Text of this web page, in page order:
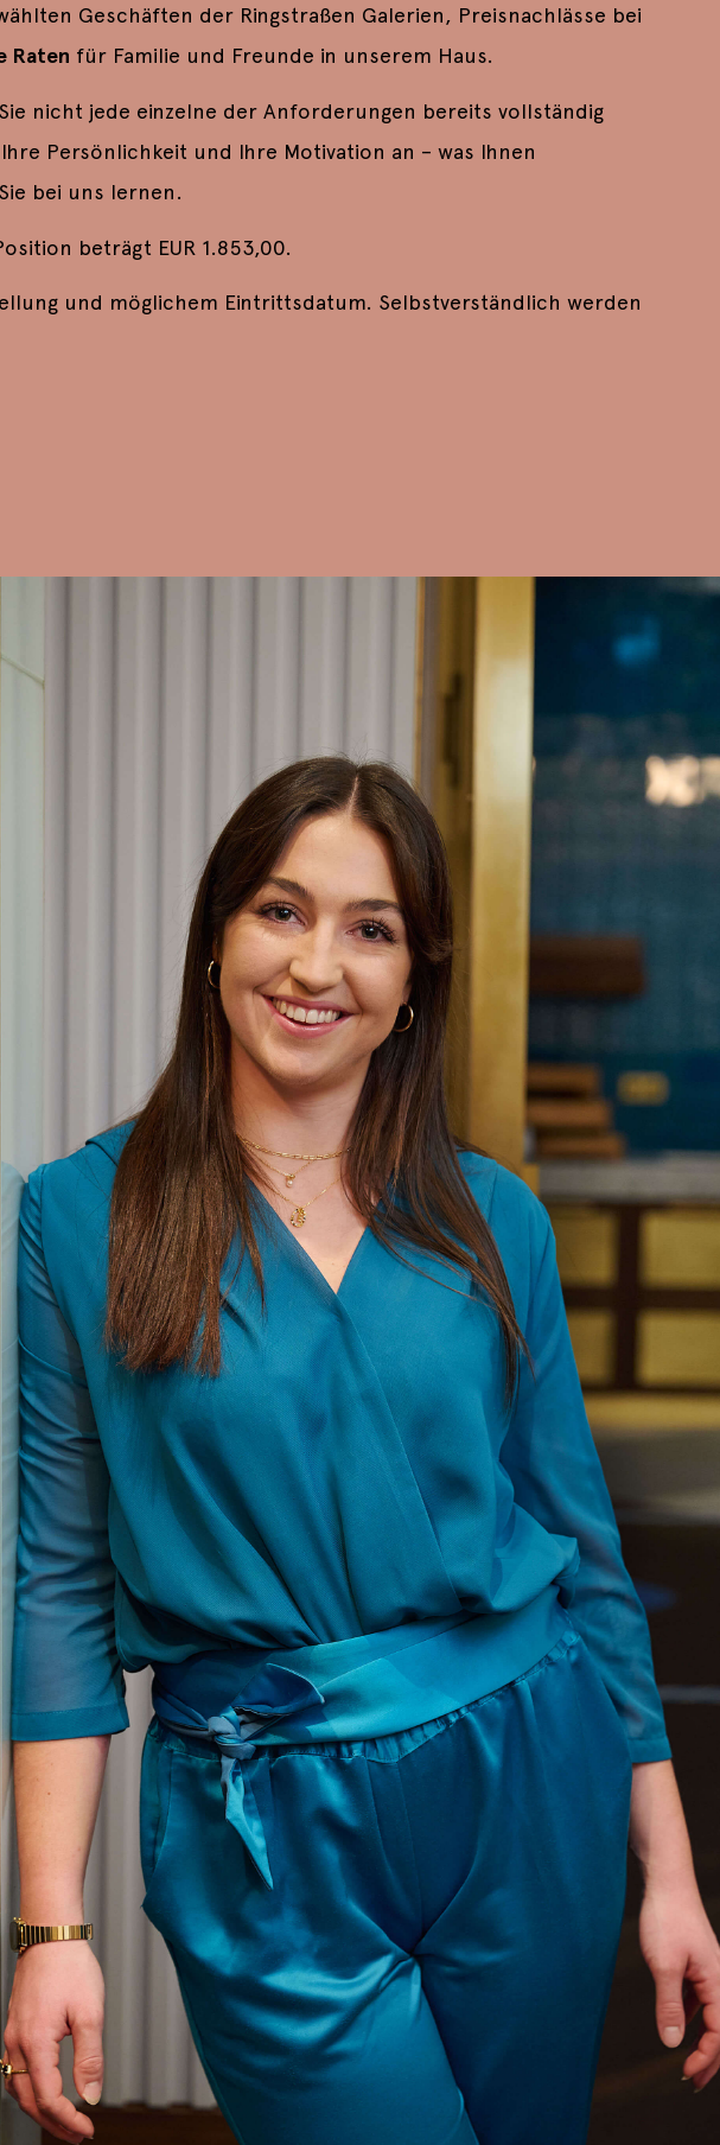
Geschäften der Ringstraßen Galerien, Preisnachlässe bei
Raten für Familie und Freunde in unserem Haus.
nicht jede einzelne der Anforderungen bereits vollständig
Persönlichkeit und Ihre Motivation an – was Ihnen
bei uns lernen.
beträgt EUR 1.853,00.
und möglichem Eintrittsdatum. Selbstverständlich werden